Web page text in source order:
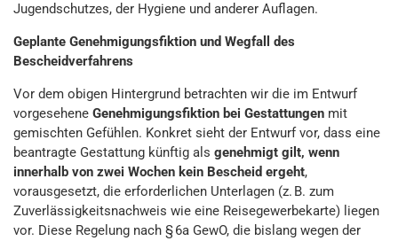
Jugendschutzes, der Hygiene und anderer Auflagen.
Geplante Genehmigungsfiktion und Wegfall des
Bescheidverfahrens
Vor dem obigen Hintergrund betrachten wir die im Entwurf
vorgesehene Genehmigungsfiktion bei Gestattungen mit
gemischten Gefühlen. Konkret sieht der Entwurf vor, dass eine
beantragte Gestattung künftig als genehmigt gilt, wenn
innerhalb von zwei Wochen kein Bescheid ergeht,
vorausgesetzt, die erforderlichen Unterlagen (z. B. zum
Zuverlässigkeitsnachweis wie eine Reisegewerbekarte) liegen
vor. Diese Regelung nach § 6a GewO, die bislang wegen der